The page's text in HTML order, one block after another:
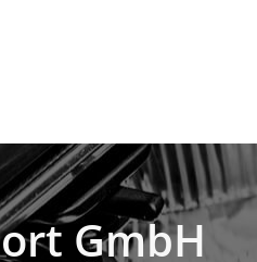
GmbH